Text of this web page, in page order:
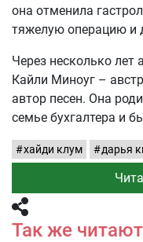
она отменила
тяжелую операцию и
Через несколько лет
Кайли Миноуг –
автор песен. Она
семье бухгалтера и
хайди клум дарья
Так же читают